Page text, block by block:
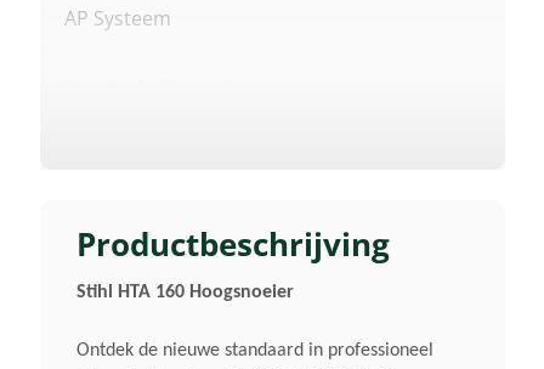
Productbeschrijving
Stihl HTA 160 Hoogsnoeier
Ontdek de nieuwe standaard in professioneel
AP Systeem
1,4 KW
Aanbevolen Accu
AP 300 S